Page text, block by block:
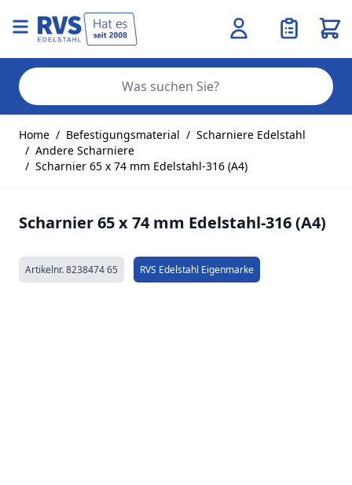
Home / Befestigungsmaterial / Scharniere Edelstahl
/ Andere Scharniere
/ Scharnier 65 x 74 mm Edelstahl-316 (A4)
Scharnier 65 x 74 mm Edelstahl-316 (A4)
Artikelnr.8238474 65 RVS Edelstahl Eigenmarke